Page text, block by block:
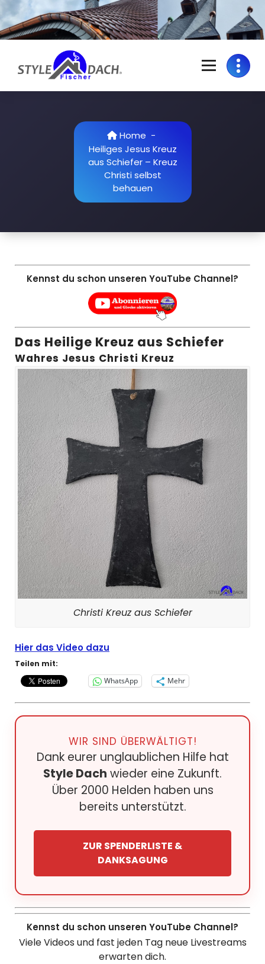
Skip
to
content
S
c
Home -
Heiliges Jesus Kreuz
aus Schiefer – Kreuz
Christi selbst
behauen
Kennst du schon unseren YouTube Channel?
Das Heilige Kreuz aus Schiefer
Wahres Jesus Christi Kreuz
Christi Kreuz aus Schiefer
Hier das Video dazu
Teilen mit:
WhatsApp
Mehr
WIR SIND ÜBERWÄLTIGT!
Dank eurer unglaublichen Hilfe hat
Style Dach wieder eine Zukunft.
Über 2000 Helden haben uns
bereits unterstützt.
ZUR SPENDERLISTE &
DANKSAGUNG
Kennst du schon unseren YouTube Channel?
Viele Videos und fast jeden Tag neue Livestreams
erwarten dich.